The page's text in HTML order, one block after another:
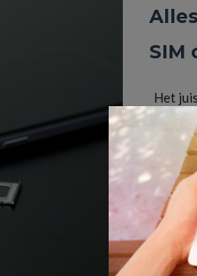
SIM
Het
keuze
juiste